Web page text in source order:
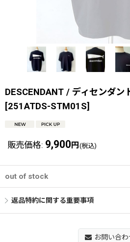
DESCENDANT / ディセンダン
[251ATDS-STM01S]
販売価格: 9,900 円 (税込)
out of stock
返品特約に関する重要事項
お問い合わ